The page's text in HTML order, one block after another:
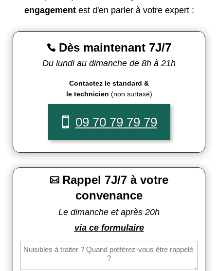
engagementest d'en parler à votre expert :
 Dès maintenant 7J/7
Du lundi au dimanche de 8h à 21h
Contactez le standard &
le technicien (non surtaxé)
09 70 79 79 79
Rappel 7J/7 à votre
convenance
Le dimanche et après 20h
via ce formulaire